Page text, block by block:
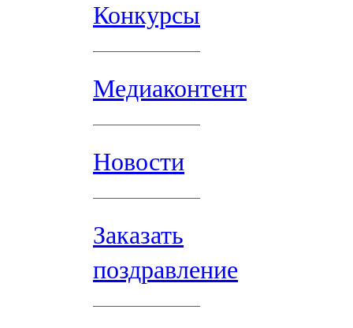
Конкурсы
Медиаконтент
Новости
Заказать
поздравление